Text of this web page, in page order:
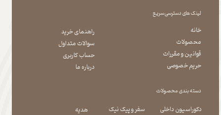
لینک های دسترسی سریع
دسته بندی محصولات
خانه
محصولات
قوانین و مقررات
حریم خصوصی
راهنمای خرید
سوالات متداول
حساب کاربری
درباره ما
دکوراسیون داخلی
سفر و پیک نیک
هدیه